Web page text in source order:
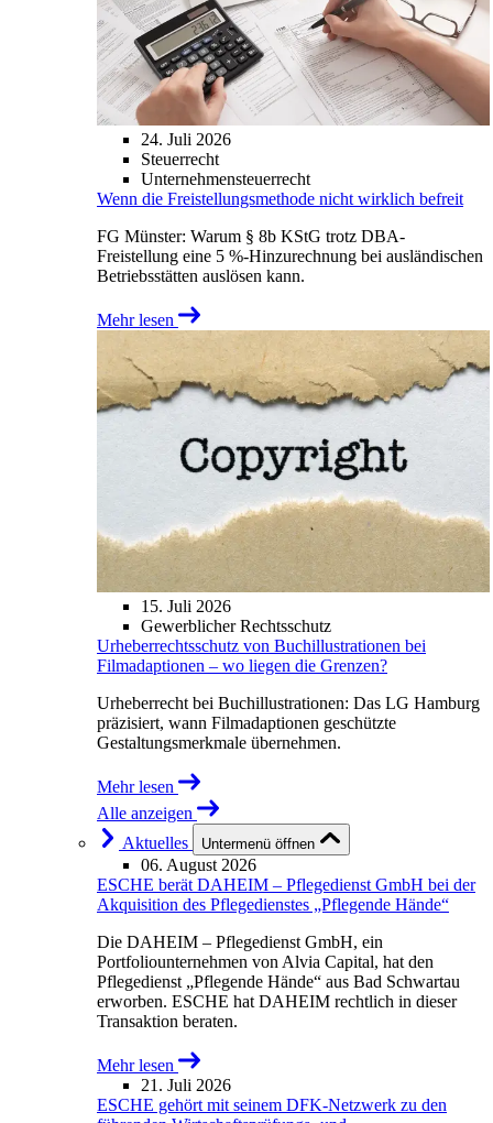
24. Juli 2026
Steuerrecht
Unternehmensteuerrecht
Wenn die Freistellungsmethode nicht wirklich befreit
FG Münster: Warum § 8b KStG trotz DBA-
Freistellung eine 5 %-Hinzurechnung bei ausländischen
Betriebsstätten auslösen kann.
Mehr lesen
15. Juli 2026
Gewerblicher Rechtsschutz
Urheberrechtsschutz von Buchillustrationen bei
Filmadaptionen – wo liegen die Grenzen?
Urheberrecht bei Buchillustrationen: Das LG Hamburg
präzisiert, wann Filmadaptionen geschützte
Gestaltungsmerkmale übernehmen.
Mehr lesen
Alle anzeigen
Aktuelles
Untermenü öffnen
06. August 2026
ESCHE berät DAHEIM – Pflegedienst GmbH bei der
Akquisition des Pflegedienstes „Pflegende Hände“
Die DAHEIM – Pflegedienst GmbH, ein
Portfoliounternehmen von Alvia Capital, hat den
Pflegedienst „Pflegende Hände“ aus Bad Schwartau
erworben. ESCHE hat DAHEIM rechtlich in dieser
Transaktion beraten.
Mehr lesen
21. Juli 2026
ESCHE gehört mit seinem DFK-Netzwerk zu den